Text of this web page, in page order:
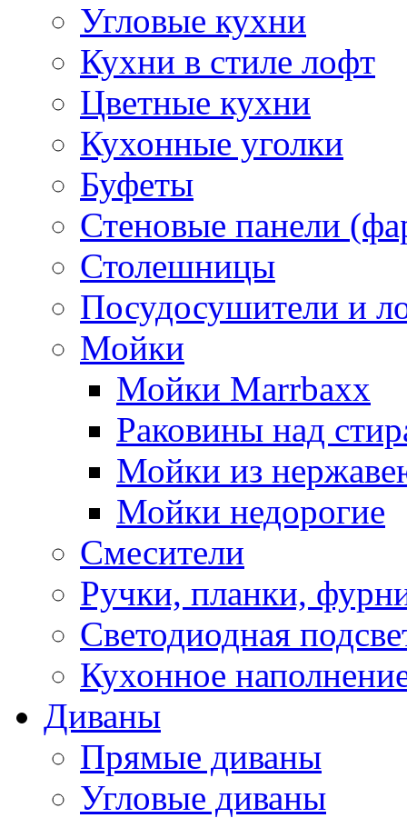
Угловые кухни
Кухни в стиле лофт
Цветные кухни
Кухонные уголки
Буфеты
Стеновые панели
Столешницы
Посудосушители и
Мойки
Мойки Marrbaxx
Раковины над
Мойки из
Мойки недорогие
Смесители
Ручки, планки,
Светодиодная
Кухонное
Диваны
Прямые диваны
Угловые диваны